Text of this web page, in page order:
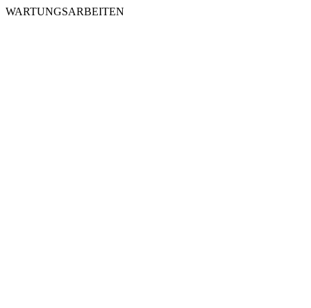
WARTUNGSARBEITEN